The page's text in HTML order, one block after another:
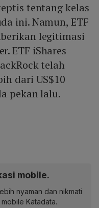
tentang kelas
ini. Namun, ETF
legitimasi
ETF iShares
telah
dari US$10
pekan lalu.
mobile.
nyaman dan nikmati
Katadata.